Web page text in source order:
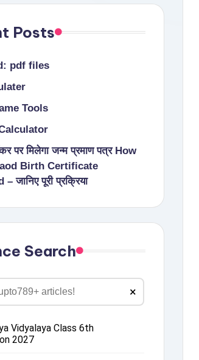
Posts
pdf files
Tools
पर मिलेगा जन्म प्रमाण पत्र How
Birth Certificate
जानिए पूरी प्रक्रिया
Search